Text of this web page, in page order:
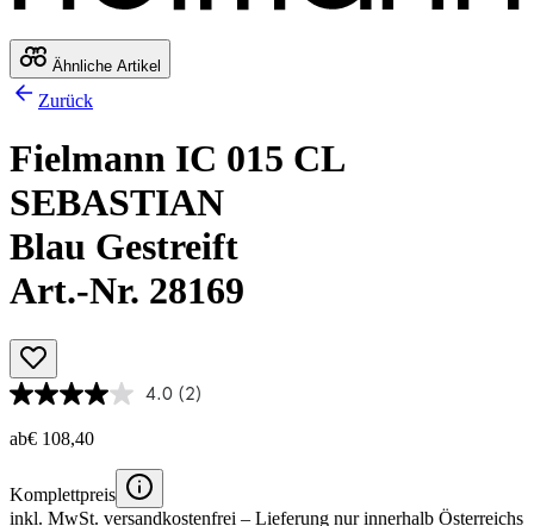
Ähnliche Artikel
Zurück
Fielmann IC 015 CL
SEBASTIAN
Blau Gestreift
Art.-Nr. 28169
4.0 (2)
ab€ 108,40
Komplettpreis
inkl. MwSt. versandkostenfrei – Lieferung nur innerhalb Österreichs